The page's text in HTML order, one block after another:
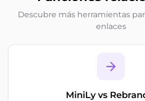
Descubre más herramientas
enlaces
MiniLy vs